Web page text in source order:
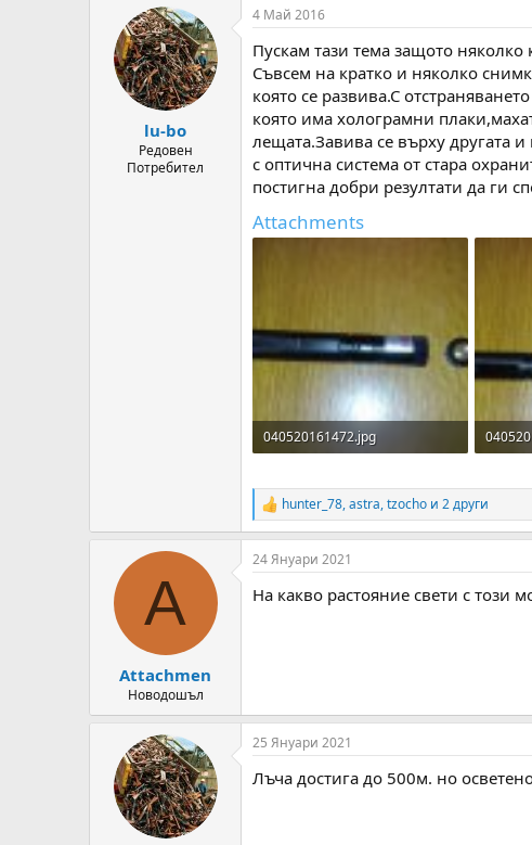
ч
а
л
н
а
Д
а
т
а
lu-bo
Редовен
Потребител
4 Май 2016
Пускам тази тема защото няколко
Съвсем на кратко и няколко
която се развива.С
която има холограмни
лещата.Завива се върху другата
с оптична система от стара
постигна добри резултати да ги
Attachments
040520161472.jpg
R
e
a
c
i
hunter_78,astra,tzocho и 2 други
A
Attachmen
Новодошъл
24 Януари 2021
На какво растояние свети с този
25 Януари 2021
Лъча достига до 500м. но